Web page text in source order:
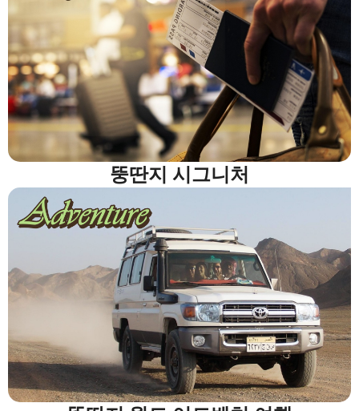
뚱딴지 시그니처